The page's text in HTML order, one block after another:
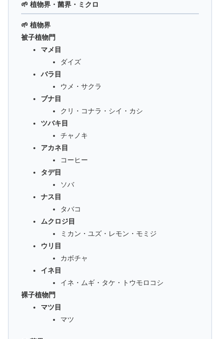
🌱 植物界・菌界・ミクロ
🌱 植物界
被子植物門
マメ目
ダイズ
バラ目
ウメ・サクラ
ブナ目
クリ・コナラ・シイ・カシ
ツバキ目
チャノキ
アカネ目
コーヒー
タデ目
ソバ
ナス目
タバコ
ムクロジ目
ミカン・ユズ・レモン・モミジ
ウリ目
カボチャ
イネ目
イネ・ムギ・タケ・トウモロコシ
裸子植物門
マツ目
マツ